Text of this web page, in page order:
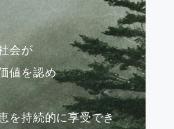
会が
値を認め
を持続的に享受でき